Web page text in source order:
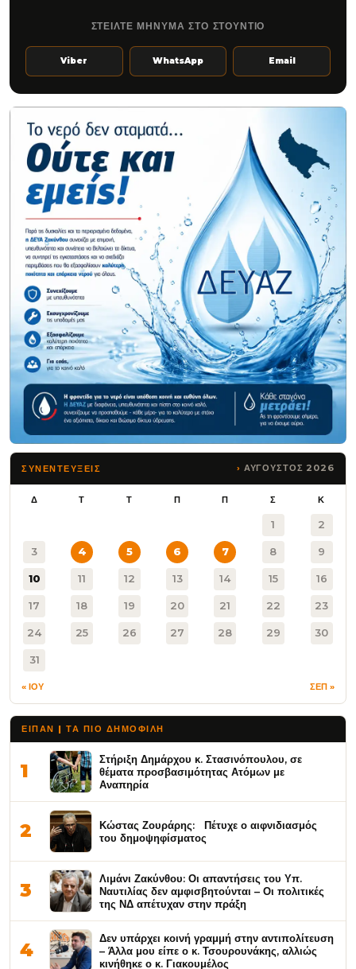
ΣΤΕΙΛΤΕ ΜΗΝΥΜΑ ΣΤΟ ΣΤΟΥΝΤΙΟ
Viber WhatsApp Email
ΣΥΝΕΝΤΕΥΞΕΙΣ ΑΥΓΟΥΣΤΟΣ 2026
Δ Τ Τ Π Π Σ Κ
1 2
3 4 5 6 7 8 9
10 11 12 13 14 15 16
17 18 19 20 21 22 23
24 25 26 27 28 29 30
31
« ΙΟΥ ΣΕΠ »
ΕΙΠΑΝ | ΤΑ ΠΙΟ ΔΗΜΟΦΙΛΉ
1
Στήριξη Δημάρχου κ. Στασινόπουλου, σε
θέματα προσβασιμότητας Ατόμων με
Αναπηρία
2
Κώστας Ζουράρης: Πέτυχε ο αιφνιδιασμός
του δημοψηφίσματος
3
Λιμάνι Ζακύνθου: Οι απαντήσεις του Υπ.
Ναυτιλίας δεν αμφισβητούνται – Οι πολιτικές
της ΝΔ απέτυχαν στην πράξη
4
Δεν υπάρχει κοινή γραμμή στην αντιπολίτευση
– Άλλα μου είπε ο κ. Τσουρουνάκης, αλλιώς
κινήθηκε ο κ. Γιακουμέλος